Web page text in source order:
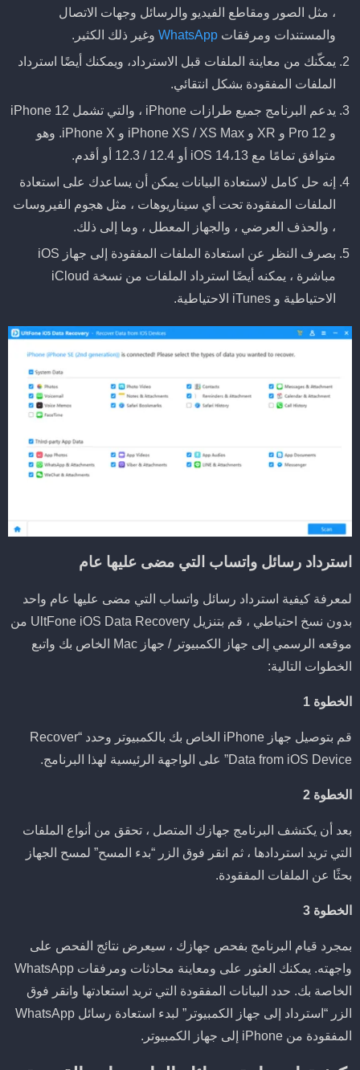
، مثل الصور ومقاطع الفيديو والرسائل وجهات الاتصال
والمستندات ومرفقات WhatsApp وغير ذلك الكثير.
يمكّنك من معاينة الملفات قبل الاسترداد، ويمكنك أيضًا استرداد
الملفات المفقودة بشكل انتقائي.
يدعم البرنامج جميع طرازات iPhone ، والتي تشمل iPhone 12
و 12 Pro و XR و iPhone XS / XS Max و iPhone X. وهو
متوافق تمامًا مع iOS 14،13 أو 12.4 / 12.3 أو أقدم.
إنه حل كامل لاستعادة البيانات يمكن أن يساعدك على استعادة
الملفات المفقودة تحت أي سيناريوهات ، مثل هجوم الفيروسات
، والحذف العرضي ، والجهاز المعطل ، وما إلى ذلك.
بصرف النظر عن استعادة الملفات المفقودة إلى جهاز iOS
مباشرة ، يمكنه أيضًا استرداد الملفات من نسخة iCloud
الاحتياطية و iTunes الاحتياطية.
استرداد رسائل واتساب التي مضى عليها عام
لمعرفة كيفية استرداد رسائل واتساب التي مضى عليها عام واحد
بدون نسخ احتياطي ، قم بتنزيل UltFone iOS Data Recovery من
موقعه الرسمي إلى جهاز الكمبيوتر / جهاز Mac الخاص بك واتبع
الخطوات التالية:
الخطوة 1
قم بتوصيل جهاز iPhone الخاص بك بالكمبيوتر وحدد “Recover
Data from iOS Device” على الواجهة الرئيسية لهذا البرنامج.
الخطوة 2
بعد أن يكتشف البرنامج جهازك المتصل ، تحقق من أنواع الملفات
التي تريد استردادها ، ثم انقر فوق الزر “بدء المسح” لمسح الجهاز
بحثًا عن الملفات المفقودة.
الخطوة 3
بمجرد قيام البرنامج بفحص جهازك ، سيعرض نتائج الفحص على
واجهته. يمكنك العثور على ومعاينة محادثات ومرفقات WhatsApp
الخاصة بك. حدد البيانات المفقودة التي تريد استعادتها وانقر فوق
الزر “استرداد إلى جهاز الكمبيوتر” لبدء استعادة رسائل WhatsApp
المفقودة من iPhone إلى جهاز الكمبيوتر.